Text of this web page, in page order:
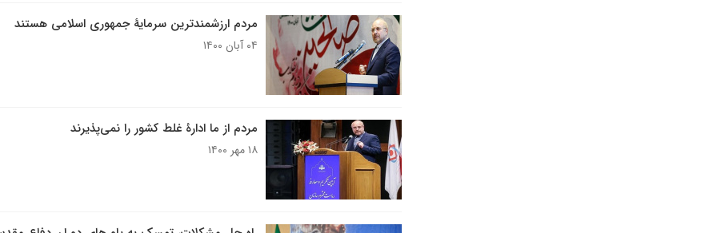
مردم ارزشمندترین سرمایۀ جمهوری اسلامی هستند
۰۴ آبان ۱۴۰۰
مردم از ما ادارۀ غلط کشور را نمی‌پذیرند
۱۸ مهر ۱۴۰۰